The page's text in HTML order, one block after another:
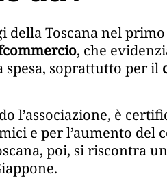
Toscana nel primo
, che
soprattutto per il
l’associazione, è
e per l’aumento del
poi, si riscontra